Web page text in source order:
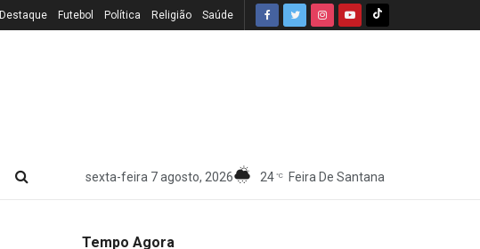
Destaque Futebol Política Religião Saúde
sexta-feira 7 agosto, 2026 24 °C Feira De Santana
Tempo Agora